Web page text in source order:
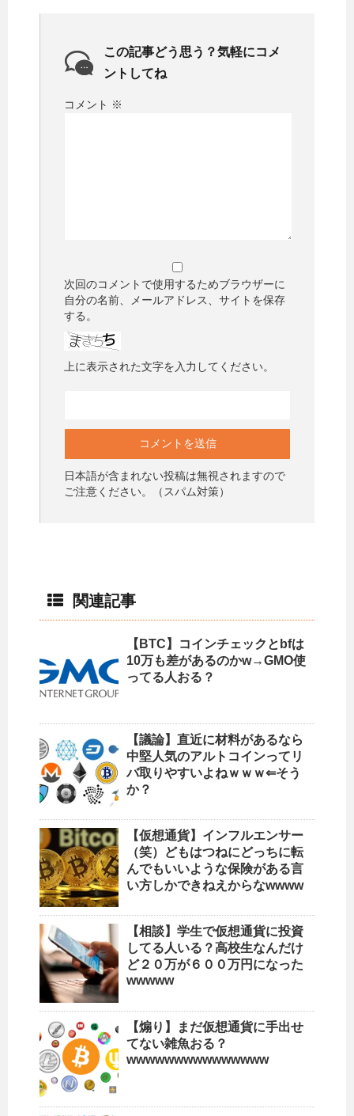
この記事どう思う？気軽にコメ
ントしてね
コメント ※
次回のコメントで使用するためブラウザーに
自分の名前、メールアドレス、サイトを保存
する。
上に表示された文字を入力してください。
日本語が含まれない投稿は無視されますので
ご注意ください。（スパム対策）
関連記事
【BTC】コインチェックとbfは
10万も差があるのかw→GMO使
ってる人おる？
【議論】直近に材料があるなら
中堅人気のアルトコインってリ
バ取りやすいよねｗｗｗ⇐そう
か？
【仮想通貨】インフルエンサー
（笑）どもはつねにどっちに転
んでもいいような保険がある言
い方しかできねえからなwwww
【相談】学生で仮想通貨に投資
してる人いる？高校生なんだけ
ど２０万が６００万円になった
wwwww
【煽り】まだ仮想通貨に手出せ
てない雑魚おる？
wwwwwwwwwwwwwww